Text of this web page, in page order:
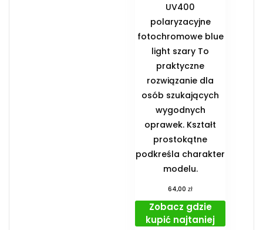
UV400
polaryzacyjne
fotochromowe blue
light szary To
praktyczne
rozwiązanie dla
osób szukających
wygodnych
oprawek. Kształt
prostokątne
podkreśla charakter
modelu.
64,00zł
Zobacz gdzie
kupić najtaniej